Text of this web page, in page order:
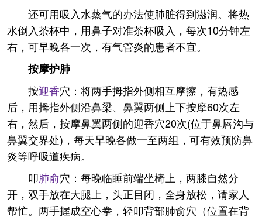
还可用吸入水蒸气的办法使肺脏得到滋润。将热
水倒入茶杯中，用鼻子对准茶杯吸入，每次10分钟左
右，可早晚各一次，有气管炎的患者不宜。
按摩护肺
按迎香穴：将两手拇指外侧相互摩擦，有热感
后，用拇指外侧沿鼻梁、鼻翼两侧上下按摩60次左
右，然后，按摩鼻翼两侧的迎香穴20次(位于鼻唇沟与
鼻翼交界处)，每天早晚各做一至两组，可有效预防鼻
炎等呼吸道疾病。
叩肺俞穴：每晚临睡前端坐椅上，两膝自然分
开，双手放在大腿上，头正目闭，全身放松，请家人
帮忙。两手握成空心拳，轻叩背部肺俞穴（位置在背